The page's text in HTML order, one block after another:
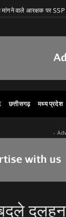
छत्तीसगढ़ मध्य प्रदेश
पर SSP का
-